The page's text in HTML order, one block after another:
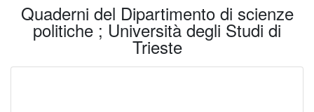
Quaderni del Dipartimento di scienze
politiche ; Università degli Studi di
Trieste